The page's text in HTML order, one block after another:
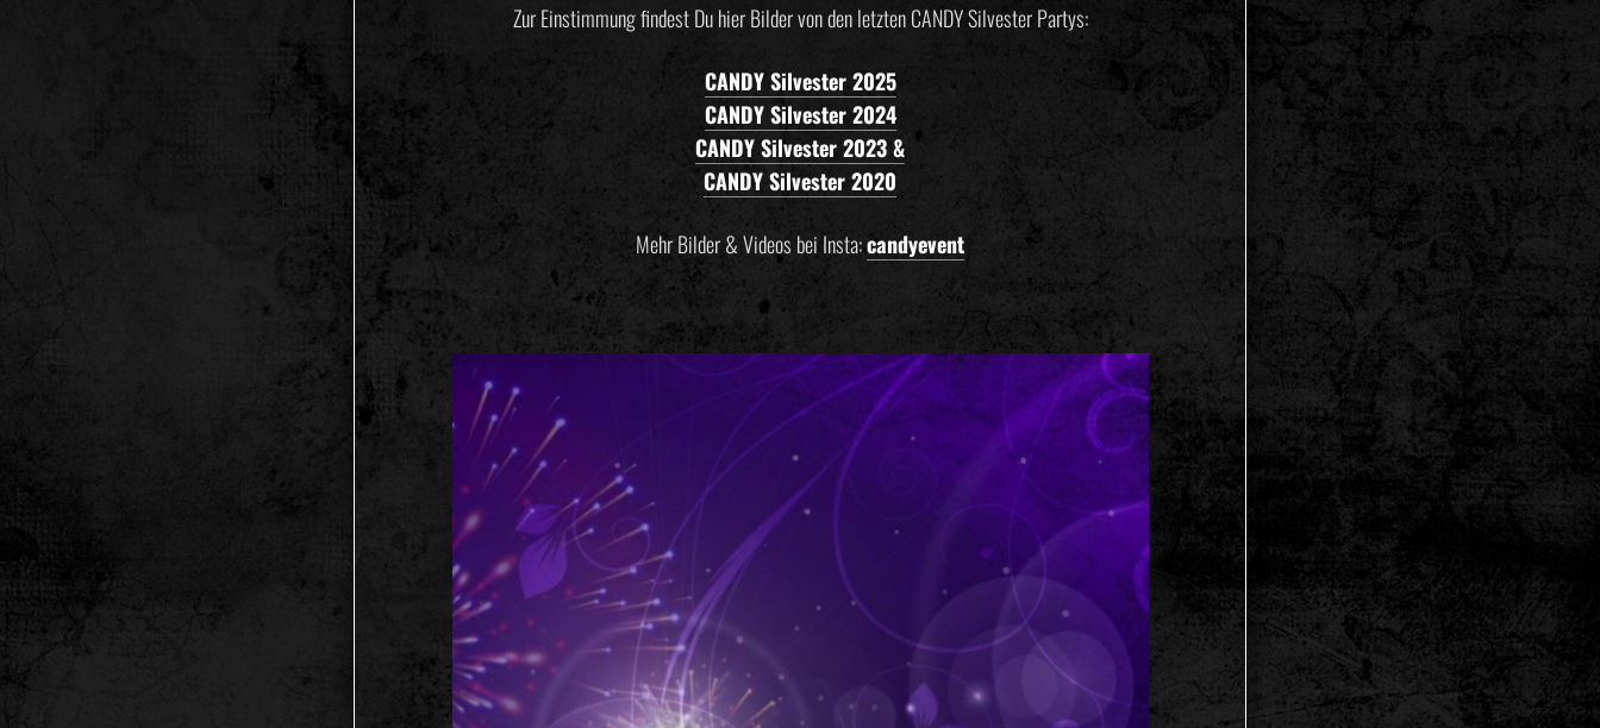
Zur Einstimmung findest Du hier Bilder von den letzten CANDY Silvester Partys:
CANDY Silvester 2025
CANDY Silvester 2024
CANDY Silvester 2023 &
CANDY Silvester 2020
Mehr Bilder & Videos bei Insta:candyevent